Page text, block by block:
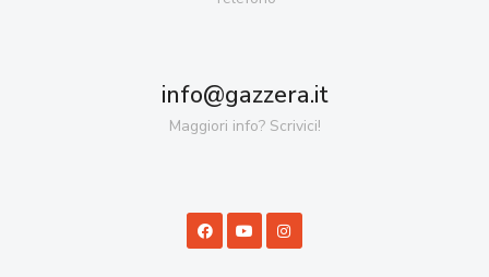
info@gazzera.it
Maggiori info? Scrivici!